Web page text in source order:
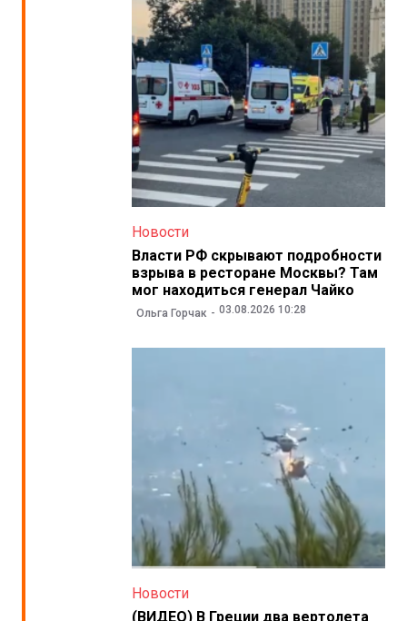
Новости
Власти РФ скрывают подробности
взрыва в ресторане Москвы? Там
мог находиться генерал Чайко
Ольга Горчак 03.08.2026 10:28
Новости
(ВИДЕО) В Греции два вертолета